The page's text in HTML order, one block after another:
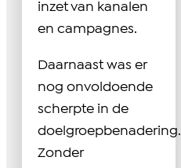
inzet van kanalen
en campagnes.
Daarnaast was er
nog onvoldoende
scherpte in de
doelgroepbenadering.
Zonder